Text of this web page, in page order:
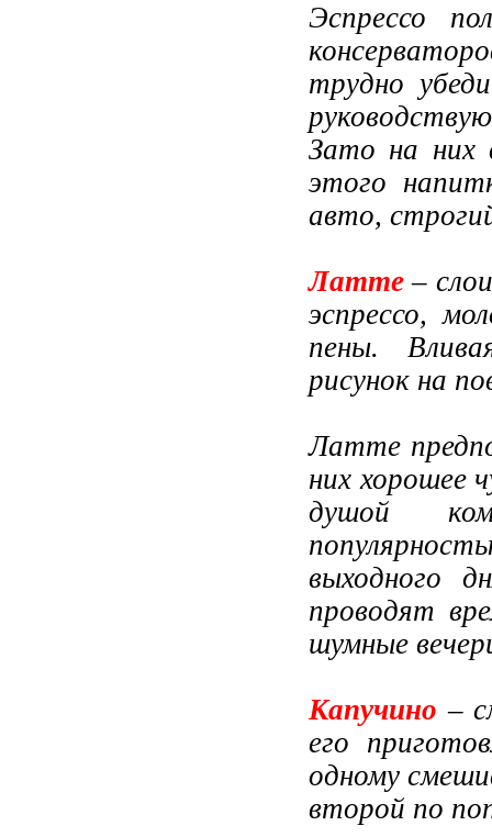
Эспрессо
трудно
Зато на них
этого
авто,
Латте –
эспрессо,
пены.
рисунок на
Латте
них хорошее
душой
выходного
проводят
шумные
Капучино –
его
одному
второй по